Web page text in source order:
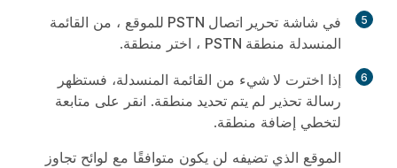
5 في شاشة تحرير اتصال PSTN للموقع
، من القائمة
المنسدلة منطقة PSTN ، اختر منطقة.
6 إذا اخترت لا شيء من القائمة المنسدلة، فستظهر
رسالة تحذير لم يتم تحديد منطقة. انقر على متابعة
لتخطي إضافة منطقة.
الموقع الذي تضيفه لن يكون متوافقًا مع لوائح تجاوز